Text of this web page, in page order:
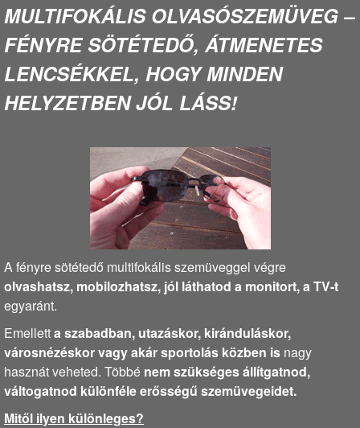
MULTIFOKÁLIS OLVASÓSZEMÜVEG –
FÉNYRE SÖTÉTEDŐ, ÁTMENETES
LENCSÉKKEL, HOGY MINDEN
HELYZETBEN JÓL LÁSS!
A fényre sötétedő multifokális szemüveggel végre
olvashatsz, mobilozhatsz, jól láthatod a monitort, a TV-t
egyaránt.
Emelletta szabadban, utazáskor, kiránduláskor,
városnézéskor vagy akár sportolás közben is nagy
hasznát veheted. Többé nem szükséges állítgatnod,
váltogatnod különféle erősségű szemüvegeidet.
Mitől ilyen különleges?